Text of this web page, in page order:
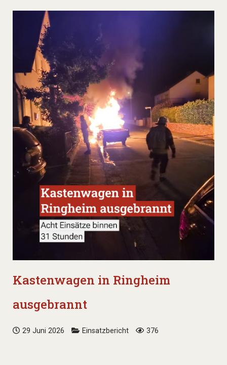
Kastenwagen in Ringheim
ausgebrannt
29 Juni 2026 Einsatzbericht 376